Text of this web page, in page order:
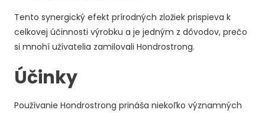
Tento synergický efekt prírodných zložiek prispieva k
celkovej účinnosti výrobku a je jedným z dôvodov, prečo
si mnohí užívatelia zamilovali Hondrostrong.
Účinky
Používanie Hondrostrong prináša niekoľko významných